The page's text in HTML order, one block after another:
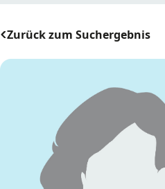
Zurück zum Suchergebnis